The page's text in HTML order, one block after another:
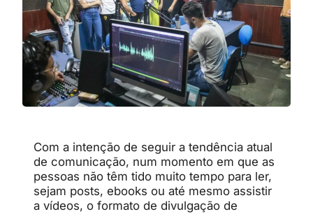
Com a intenção de seguir a tendência atual
de comunicação, num momento em que as
pessoas não têm tido muito tempo para ler,
sejam posts, ebooks ou até mesmo assistir
a vídeos, o formato de divulgação de